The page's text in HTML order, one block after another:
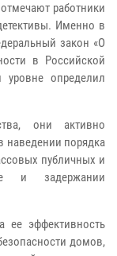
работники
Именно в
закон «О
в Российской
уровне определил
они активно
наведении порядка
публичных и
и задержании
ее эффективность
домов,